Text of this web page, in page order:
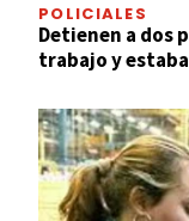
POLICIALES
Detienen a dos
trabajo y